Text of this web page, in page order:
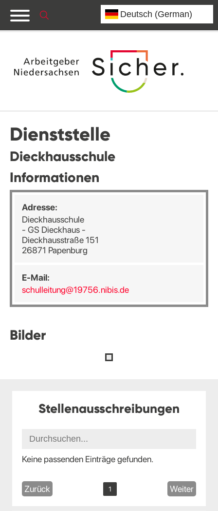
Dienststelle
Dieckhausschule
Informationen
Adresse:
Dieckhausschule
- GS Dieckhaus -
Dieckhausstraße 151
26871 Papenburg
E-Mail:
schulleitung@19756.nibis.de
Bilder
Stellenausschreibungen
Keine passenden Einträge gefunden.
Zurück 1 Weiter